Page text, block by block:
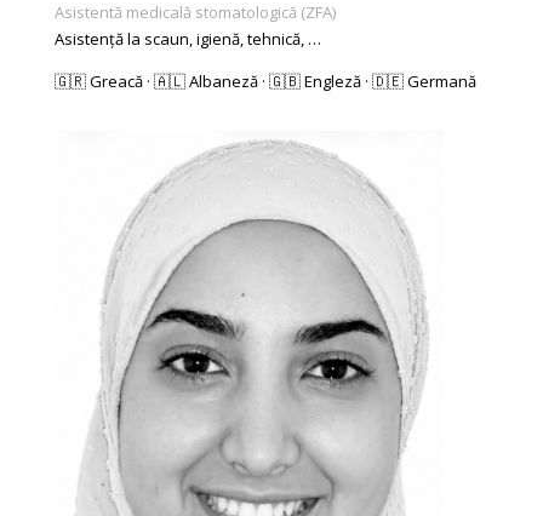
Asistentă medicală stomatologică (ZFA)
Asistență la scaun, igienă, tehnică, …
🇬🇷 Greacă · 🇦🇱 Albaneză · 🇬🇧 Engleză · 🇩🇪 Germană